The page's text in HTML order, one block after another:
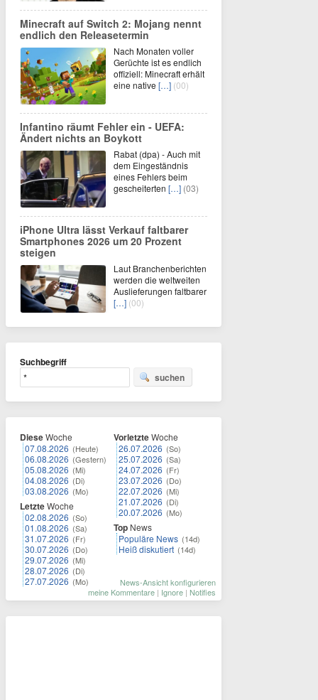
Minecraft auf Switch 2: Mojang nennt
endlich den Releasetermin
Nach Monaten voller
Gerüchte ist es endlich
offiziell: Minecraft erhält
eine native […] (00)
Infantino räumt Fehler ein - UEFA:
Ändert nichts an Boykott
Rabat (dpa) - Auch mit
dem Eingeständnis
eines Fehlers beim
gescheiterten […] (03)
iPhone Ultra lässt Verkauf faltbarer
Smartphones 2026 um 20 Prozent
steigen
Laut Branchenberichten
werden die weltweiten
Auslieferungen faltbarer
[…] (00)
Suchbegriff
suchen
DieseWoche
07.08.2026 (Heute)
06.08.2026 (Gestern)
05.08.2026 (Mi)
04.08.2026 (Di)
03.08.2026 (Mo)
LetzteWoche
02.08.2026 (So)
01.08.2026 (Sa)
31.07.2026 (Fr)
30.07.2026 (Do)
29.07.2026 (Mi)
28.07.2026 (Di)
27.07.2026 (Mo)
VorletzteWoche
26.07.2026 (So)
25.07.2026 (Sa)
24.07.2026 (Fr)
23.07.2026 (Do)
22.07.2026 (Mi)
21.07.2026 (Di)
20.07.2026 (Mo)
Top News
Populäre News (14d)
Heiß diskutiert (14d)
News-Ansicht konfigurieren
meine Kommentare | Ignore | Notifies